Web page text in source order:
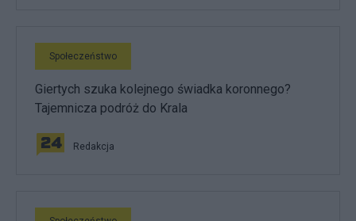
Społeczeństwo
Giertych szuka kolejnego świadka koronnego?
Tajemnicza podróż do Krala
Redakcja